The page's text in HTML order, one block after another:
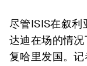
尽管ISIS在叙利
达迪在场的情
复哈里发国。